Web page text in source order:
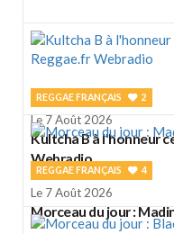
REGGAE FRANÇAIS 2
Le 7 Août 2026
Kultcha B à l'honneur
Webradio
REGGAE FRANÇAIS 4
Le 7 Août 2026
Morceau du jour :